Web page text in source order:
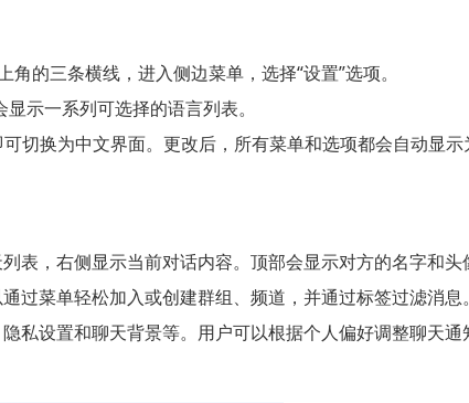
的三条横线，进入侧边菜单，选择“设置”选项。
示一系列可选择的语言列表。
切换为中文界面。更改后，所有菜单和选项都会自动显示
表，右侧显示当前对话内容。顶部会显示对方的名字和头
过菜单轻松加入或创建群组、频道，并通过标签过滤消息。
私设置和聊天背景等。用户可以根据个人偏好调整聊天